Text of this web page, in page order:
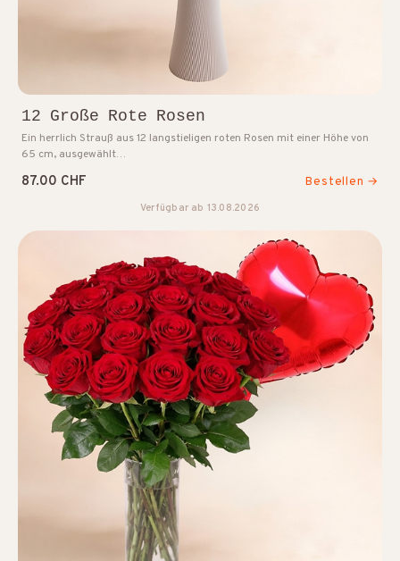
12 Große Rote Rosen
Ein herrlich Strauß aus 12 langstieligen roten Rosen mit einer Höhe von
65 cm, ausgewählt…
87.00 CHF Bestellen →
Verfügbar ab 13.08.2026